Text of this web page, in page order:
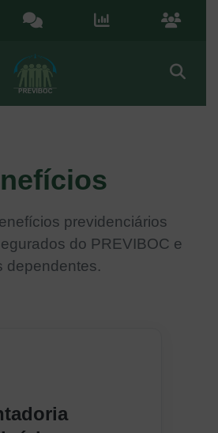
Rápido
5601Ouvidoria Portal da Portal do
previdenciários
do PREVIBOC e
dependentes.